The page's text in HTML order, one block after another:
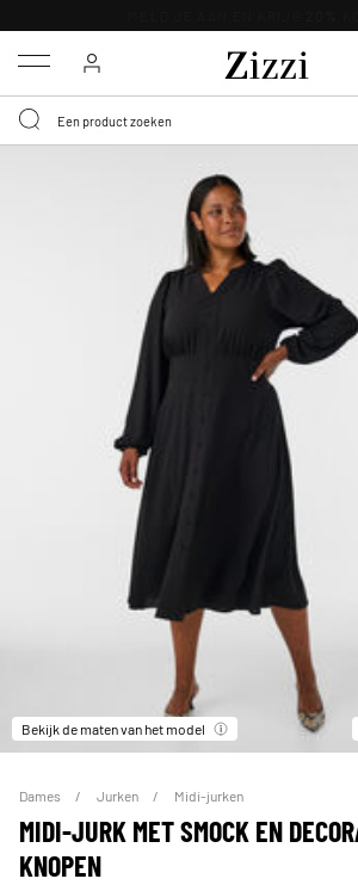
Menu
Bekijk de maten van het model
Dames Jurken Midi-jurken
MIDI-JURK MET SMOCK EN
KNOPEN